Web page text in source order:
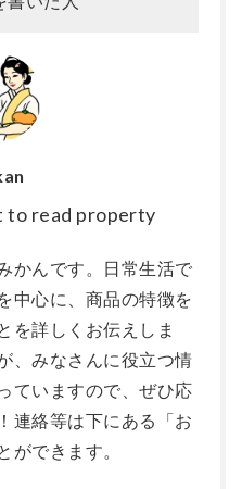
to read property
かんです。日常生活で
中心に、商品の特徴を
を詳しくお伝えしま
、みなさんに役立つ情
ていますので、ぜひ応
連絡等は下にある「お
ができます。